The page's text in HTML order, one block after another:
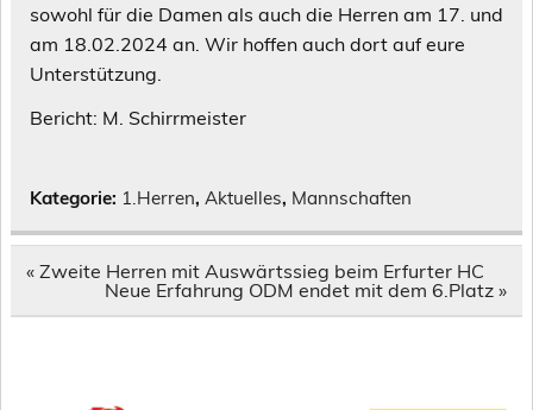
sowohl für die Damen als auch die Herren am 17. und
am 18.02.2024 an. Wir hoffen auch dort auf eure
Unterstützung.
Bericht: M. Schirrmeister
Kategorie: 1.Herren, Aktuelles, Mannschaften
Beitragsnavigation
« Zweite Herren mit Auswärtssieg beim Erfurter HC
Neue Erfahrung ODM endet mit dem 6.Platz »